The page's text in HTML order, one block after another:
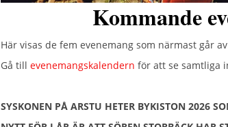
Kommande
Här visas de fem evenemang som närmast går
Gå till evenemangskalendern för att se samtliga
SYSKONEN PÅ ARSTU HETER BYKISTON 2026